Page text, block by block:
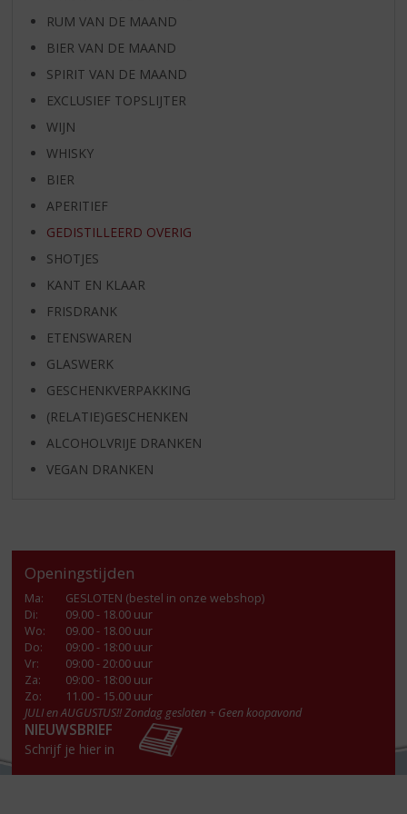
RUM VAN DE MAAND
BIER VAN DE MAAND
SPIRIT VAN DE MAAND
EXCLUSIEF TOPSLIJTER
WIJN
WHISKY
BIER
APERITIEF
GEDISTILLEERD OVERIG
SHOTJES
KANT EN KLAAR
FRISDRANK
ETENSWAREN
GLASWERK
GESCHENKVERPAKKING
(RELATIE)GESCHENKEN
ALCOHOLVRIJE DRANKEN
VEGAN DRANKEN
Openingstijden
Ma:
GESLOTEN (bestel in onze webshop)
Di:
09.00 - 18.00 uur
Wo:
09.00 - 18.00 uur
Do:
09:00 - 18:00 uur
Vr:
09:00 - 20:00 uur
Za:
09:00 - 18:00 uur
Zo:
11.00 - 15.00 uur
JULI en AUGUSTUS!! Zondag gesloten + Geen koopavond
NIEUWSBRIEF
Schrijf je hier in